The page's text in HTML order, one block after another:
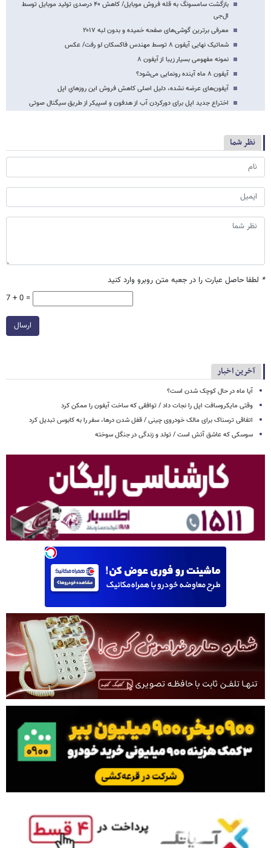
بازگشت سامسونگ به قله فروش موبایل/ کاهش ۴۰ درصدی تولید موبایل توسط
ال‌جی
معرفی برترین گوشی‌های صفحه خمیده و بدون لبه ۲۰۱۷
شماتیک نهایی آیفون ۸ توسط مهندس فاکسکان لو رفت/ عکس
نمونه مفهومی بسیار زیبا از آیفون ۸
آیفون ۸ ماه آینده رونمایی می‌شود؟
آیفون‌های عرضه نشده، دلیل اصلی کاهش فروش این روزهایِ اپل
اختراع جدید اپل برای دورکردن آب از هدفون و اسپیکر از طریق سیگنال صوتی
نظر شما
* لطفا حاصل عبارت را در جعبه متن روبرو وارد کنید
7 + 0 =
ارسال
آخرین اخبار
آیا ماه در حال کوچک شدن است؟
وقتی مایکروسافت اپل را نجات داد / توافقی که ساخت آیفون را ممکن کرد
اتفاقی ترسناک برای مالک خودروی چینی / قفل شدن درها، سفر را به کابوس تبدیل کرد
سوسکی که عاشق آتش است / تولد و زندگی در جنگل سوخته